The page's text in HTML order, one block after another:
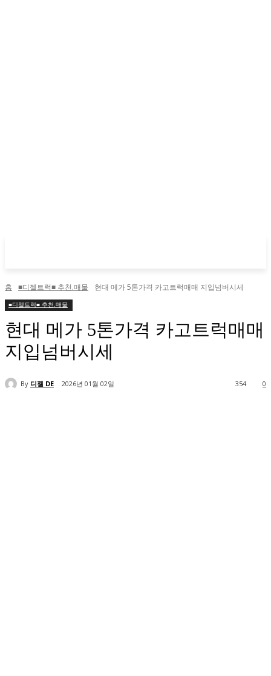
홈 ■디젤트럭■ 추천.매물 현대 메가 5톤가격 카고트럭매매 지입넘버시세
■디젤트럭■ 추천.매물
현대 메가 5톤가격 카고트럭매매
지입넘버시세
By 디젤 DE 2026년 01월 02일 0
354